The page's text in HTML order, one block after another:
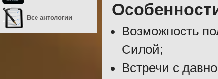
Возможность
Силой;
Встречи с
Все антологии